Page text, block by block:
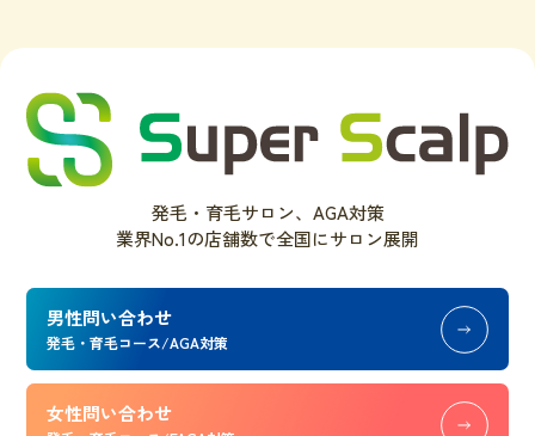
発毛・育毛サロン、AGA対策
業界No.1の店舗数で全国にサロン展開
男性問い合わせ
発毛・育毛コース/AGA対策
女性問い合わせ